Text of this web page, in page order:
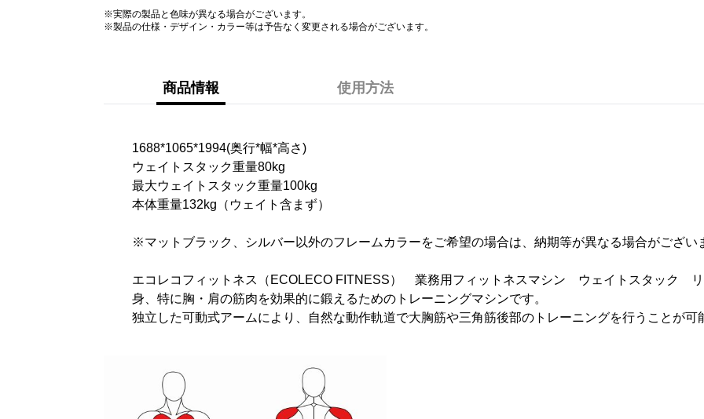
※実際の製品と色味が異なる場合がございます。
※製品の仕様・デザイン・カラー等は予告なく変更される場合がございます。
商品情報 使用方法
1688*1065*1994(奥行*幅*高さ)
ウェイトスタック重量80kg
最大ウェイトスタック重量100kg
本体重量132kg（ウェイト含まず）
※マットブラック、シルバー以外のフレームカラーをご希望の場合は、納期等が異なる場合がござい
エコレコフィットネス（ECOLECO FITNESS） 業務用フィットネスマシン ウェイトスタック リ
身、特に胸・肩の筋肉を効果的に鍛えるためのトレーニングマシンです。
独立した可動式アームにより、自然な動作軌道で大胸筋や三角筋後部のトレーニングを行うことが可